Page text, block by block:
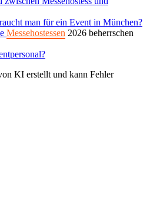
man für ein Event in München?
Messehostessen 2026 beherrschen
KI erstellt und kann Fehler